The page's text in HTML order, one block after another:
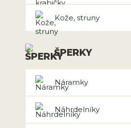
Kože, struny
ŠPERKY
Náramky
Náhrdelníky